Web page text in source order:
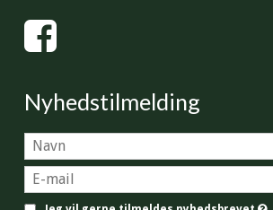
Nyhedstilmelding